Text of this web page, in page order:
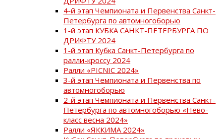
4-й этап Чемпионата и Первенства Санкт-
Петербурга по автомногоборью
1-й этап КУБКА САНКТ-ПЕТЕРБУРГА ПО
ДРИФТУ 2024
1-й этап Кубка Санкт-Петербурга по
ралли-кроссу 2024
Ралли «PICNIC 2024»
3-й этап Чемпионата и Первенства по
автомногоборью
2-й этап Чемпионата и Первенства Санкт-
Петербурга по автомногоборью «Нево-
класс весна 2024»
Ралли «ЯККИМА 2024»